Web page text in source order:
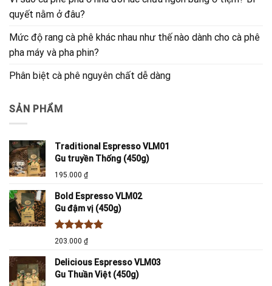
quyết nằm ở đâu?
Mức độ rang cà phê khác nhau như thế nào dành cho cà phê
pha máy và pha phin?
Phân biệt cà phê nguyên chất dễ dàng
SẢN PHẨM
Traditional Espresso VLM01
Gu truyền Thống (450g)
195.000 ₫
Bold Espresso VLM02
Gu đậm vị (450g)
Được xếp
5 sao
203.000 ₫
Delicious Espresso VLM03
Gu Thuần Việt (450g)